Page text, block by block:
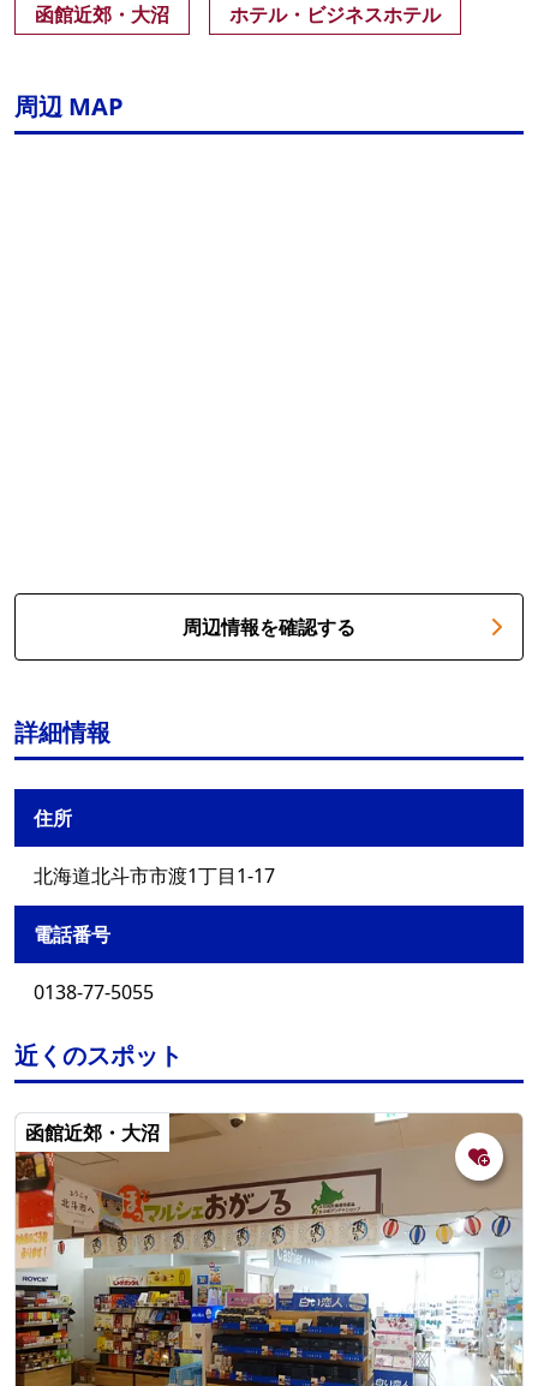
函館近郊・大沼 ホテル・ビジネスホテル
周辺 MAP
周辺情報を確認する
詳細情報
住所
北海道北斗市市渡1丁目1-17
電話番号
0138-77-5055
近くのスポット
函館近郊・大沼